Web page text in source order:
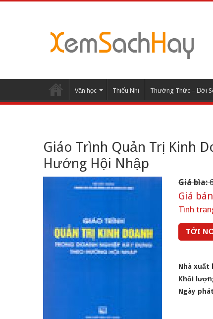
Văn học Thiếu Nhi Thường Thức – Đời
Giáo Trình Quản Trị Kinh
Hướng Hội Nhập
Giá bìa:
Giá
Tình
TỚI
Nhà xuất
Khối
Ngày